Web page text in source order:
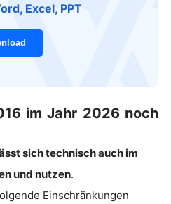
Excel, PPT
im Jahr 2026 noch
sich technisch auch im
und nutzen.
Einschränkungen